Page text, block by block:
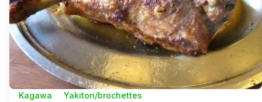
Kagawa Yakitori/brochettes